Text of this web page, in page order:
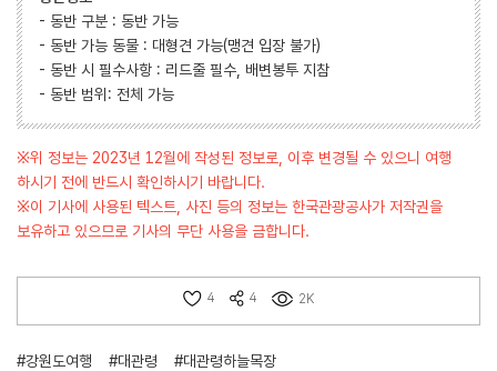
- 동반 구분 : 동반 가능
- 동반 가능 동물 : 대형견 가능(맹견 입장 불가)
- 동반 시 필수사항 : 리드줄 필수, 배변봉투 지참
- 동반 범위: 전체 가능
※위 정보는 2023년 12월에 작성된 정보로, 이후 변경될 수 있으니 여행
하시기 전에 반드시 확인하시기 바랍니다.
※이 기사에 사용된 텍스트, 사진 등의 정보는 한국관광공사가 저작권을
보유하고 있으므로 기사의 무단 사용을 금합니다.
4 4 2K
#강원도여행 #대관령
#대관령하늘목장